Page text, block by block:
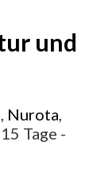
und
, Nurota,
15 Tage -